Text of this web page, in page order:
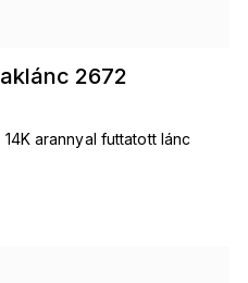
2672
arannyal futtatott lánc